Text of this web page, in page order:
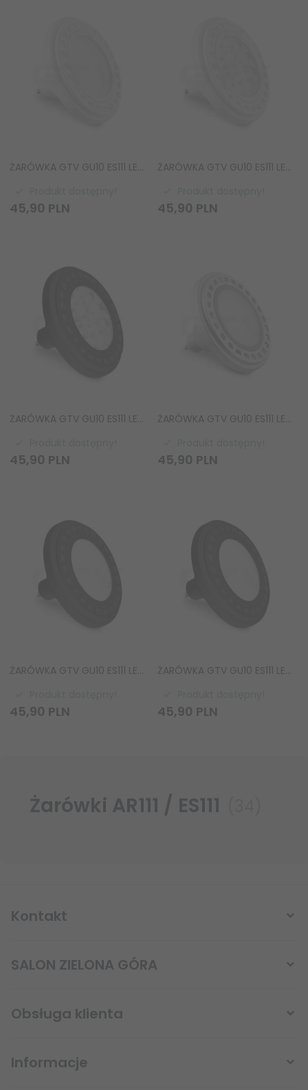
ŻARÓWKA GTV GU10 ES111 LED 12.5W LD-ES111WW13W120-00 BARWA CIEPŁA
45,90 PLN
ŻARÓWKA GTV GU10 ES111 LED 12.5W LD-ES11110-30 BARWA CIEPŁA
45,90 PLN
ŻARÓWKA GTV GU10 ES111 LED 12.5W LD-ES111WW13W40-10 BARWA CIEPŁA
45,90 PLN
ŻARÓWKA GTV GU10 ES111 LED 12.5W LD-ES111WW13W120-15 BARWA CIEPŁA
45,90 PLN
ŻARÓWKA GTV GU10 ES111 LED 12W LD-ES111WW13W120-10 BARWA CIEPŁA
45,90 PLN
ŻARÓWKA GTV GU10 ES111 LED 12,5W LD-ES111NW13W120-10 BARWA NEUTRALNA
45,90 PLN
Żarówki AR111 / ES111
Kontakt
sklep@lampystudio.pl
SALON ZIELONA GÓRA
Obsługa klienta
Informacje